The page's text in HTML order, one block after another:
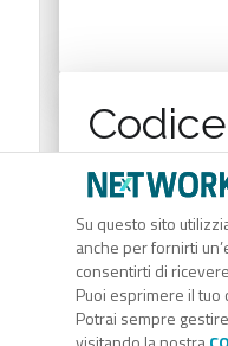
Su questo sito
anche per fornirti
consentirti di
Puoi esprimere il tuo
Potrai sempre
RSS link